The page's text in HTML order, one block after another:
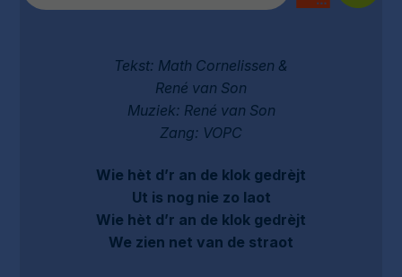
Tekst: Math Cornelissen &
René van Son
Muziek: René van Son
Zang: VOPC
Wie hèt d’r an de klok gedrèjt
Ut is nog nie zo laot
Wie hèt d’r an de klok gedrèjt
We zien net van de straot